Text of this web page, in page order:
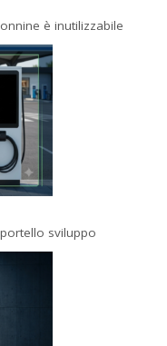
è inutilizzabile
sviluppo